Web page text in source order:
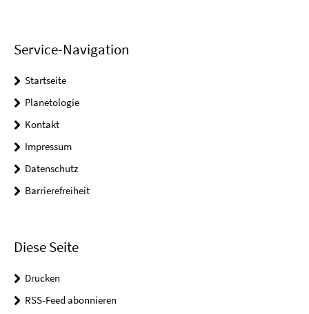
Service-Navigation
Startseite
Planetologie
Kontakt
Impressum
Datenschutz
Barrierefreiheit
Diese Seite
Drucken
RSS-Feed abonnieren